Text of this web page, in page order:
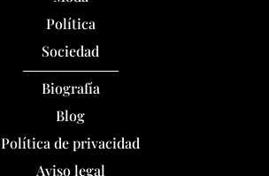
Política
Sociedad
Biografía
Blog
Política de privacidad
Aviso legal